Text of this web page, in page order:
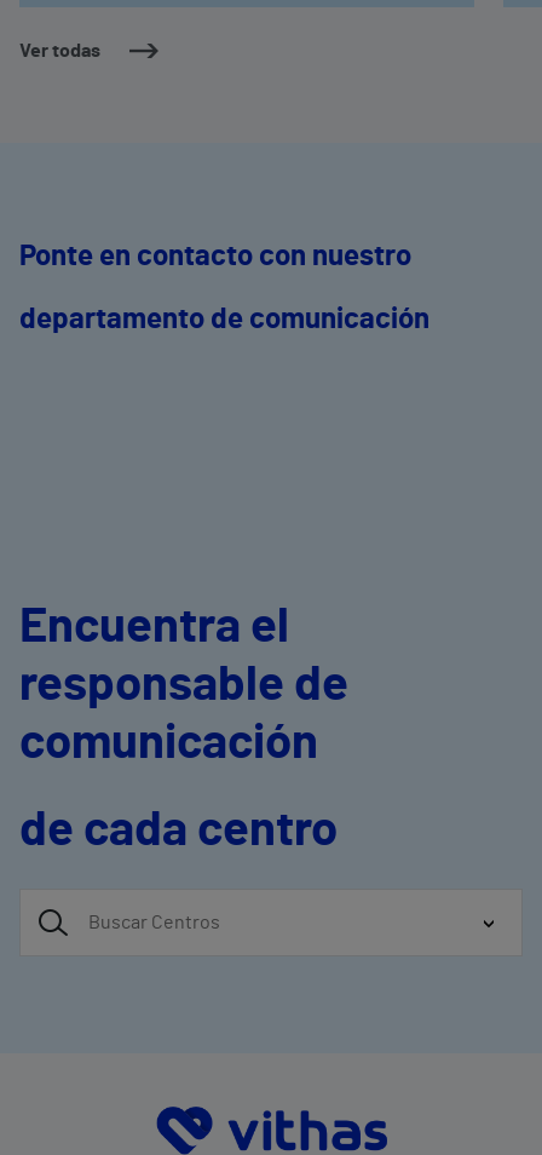
Ver todas
como oftalmología, aparato digestivo,
Ponte en contacto con nuestro
departamento de comunicación
Encuentra el
responsable de
comunicación
de cada centro